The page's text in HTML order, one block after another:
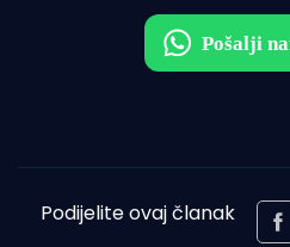
Podijelite ovaj članak